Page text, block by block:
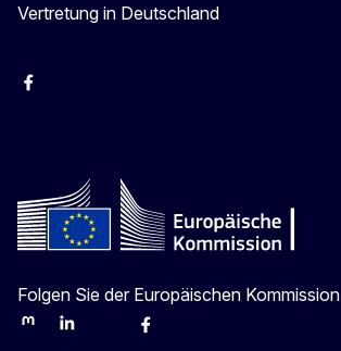
Vertretung in Deutschland
facebook
Folgen Sie der Europäischen Kommission
MastodonLinkedInBlueskyFacebook